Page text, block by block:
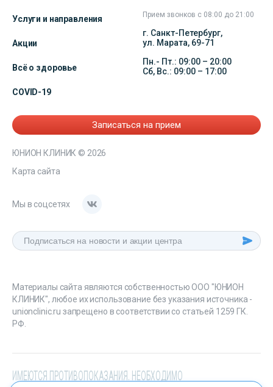
Услуги и направления
Акции
Всё о здоровье
COVID-19
Прием звонков с 08:00 до 21:00
г. Санкт-Петербург,
ул. Марата, 69-71
Пн.- Пт.: 09:00 – 20:00
Сб, Вс.: 09:00 – 17:00
Записаться на прием
ЮНИОН КЛИНИК © 2026
Карта сайта
Мы в соцсетях
Материалы сайта являются собственностью ООО "ЮНИОН
КЛИНИК", любое их использование без указания источника -
unionclinic.ru запрещено в соответствии со статьей 1259 ГК.
РФ.
ИМЕЮТСЯ ПРОТИВОПОКАЗАНИЯ. НЕОБХОДИМО